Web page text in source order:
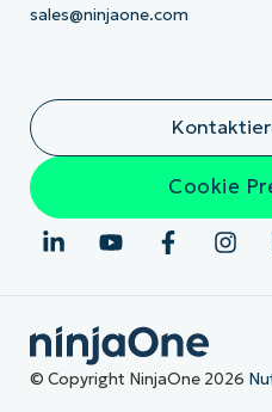
sales@ninjaone.com
Cookie
© Copyright NinjaOne 2026